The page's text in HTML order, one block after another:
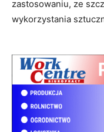
zastosowaniu, ze
wykorzystania